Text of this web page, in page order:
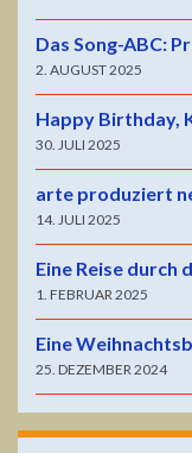
Das Song-ABC:
2. AUGUST 2025
Happy Birthday,
30. JULI 2025
arte produziert
14. JULI 2025
Eine Reise durch
1. FEBRUAR 2025
Eine
25. DEZEMBER 2024